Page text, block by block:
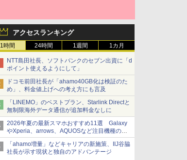
アクセスランキング
1時間 24時間 1週間 1カ月
NTT島田社長、ソフトバンクのセブン出資に「d
ポイント使えるようにして」
ドコモ前田社長が「ahamo40GB化は検証のた
め」、料金値上げへの考え方にも言及
「LINEMO」のベストプラン、Starlink Directと
無制限海外データ通信が追加料金なしに
2026年夏の最新スマホおすすめ11選 Galaxy
やXperia、arrows、AQUOSなど注目機種の特
徴は
「ahamo増量」などキャリアの新施策、IIJ谷脇
社長が示す現状と独自のアドバンテージ